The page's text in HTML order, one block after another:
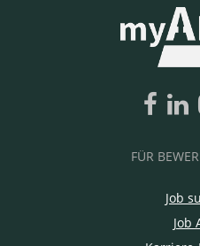
FÜR
Job
Job